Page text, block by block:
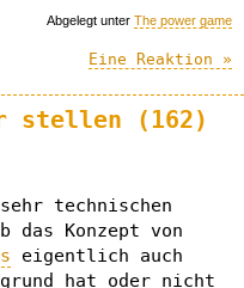
Abgelegt unter The power game
Eine Reaktion »
stellen (162)
technischen
das Konzept von
eigentlich auch
hat oder nicht